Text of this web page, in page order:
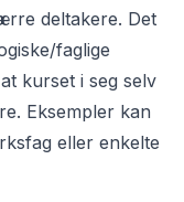
deltakere. Det
faglige
kurset i seg selv
Eksempler kan
eller enkelte